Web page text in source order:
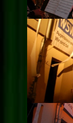
Datenschutz